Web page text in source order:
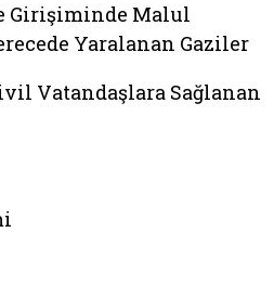
Girişiminde Malul
Yaralanan Gaziler
Vatandaşlara Sağlanan